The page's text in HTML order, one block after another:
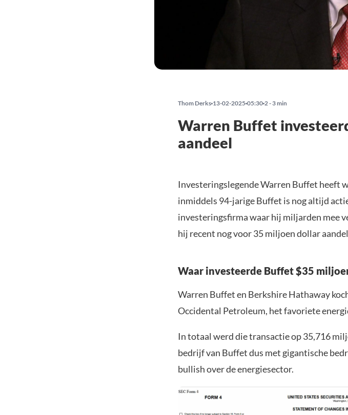
Thom Derks 13-02-2025 05:30 2 - 3 min
Warren Buffet
aandeel
Investeringslegende Warren Buffet heeft
inmiddels 94-jarige Buffet is nog altijd
investeringsfirma waar hij miljarden mee
hij recent nog voor 35 miljoen dollar
Waar investeerde Buffet $35
Warren Buffet en Berkshire Hathaway
Occidental Petroleum, het favoriete
In totaal werd die transactie op 35,716
bedrijf van Buffet dus met gigantische
bullish over de energiesector.